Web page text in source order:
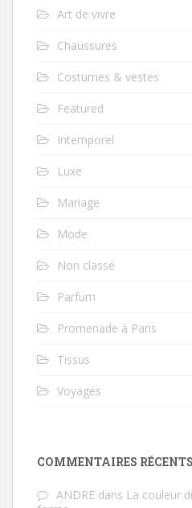
Art de vivre
Chaussures
Costumes & vestes
Featured
Intemporel
Luxe
Mariage
Mode
Non classé
Parfum
Promenade à Paris
Tissus
Voyages
COMMENTAIRES RÉCENTS
ANDRE dans La couleur